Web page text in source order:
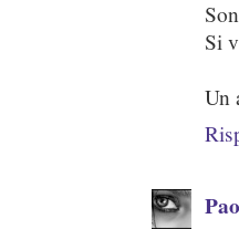
Si
Un